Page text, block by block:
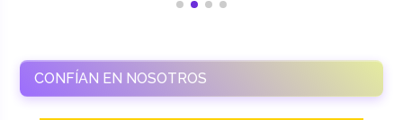
CONFÍAN EN NOSOTROS